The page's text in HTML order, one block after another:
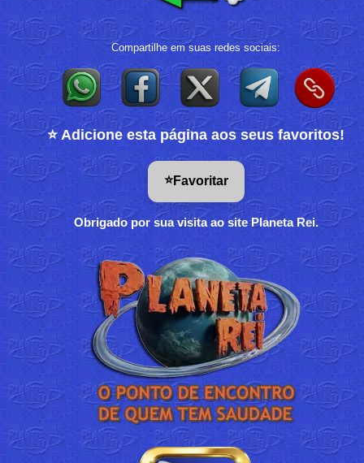
Compartilhe em suas redes sociais:
⭐ Adicione esta página aos seus favoritos!
⭐Favoritar
Obrigado por sua visita ao site Planeta Rei.